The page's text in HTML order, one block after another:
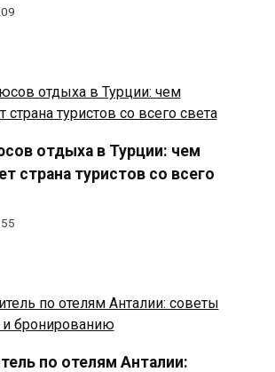
отдыха в Турции: чем
страна туристов со всего
по отелям Анталии: